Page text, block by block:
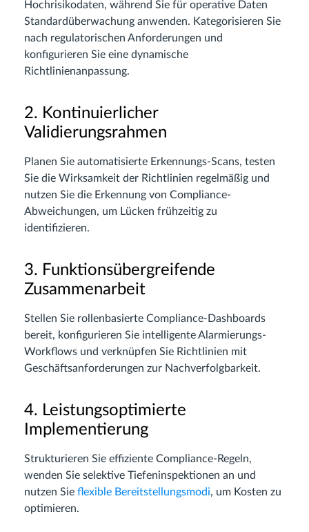
Hochrisikodaten, während Sie für operative Daten
Standardüberwachung anwenden. Kategorisieren Sie
nach regulatorischen Anforderungen und
konfigurieren Sie eine dynamische
Richtlinienanpassung.
2. Kontinuierlicher
Validierungsrahmen
Planen Sie automatisierte Erkennungs-Scans, testen
Sie die Wirksamkeit der Richtlinien regelmäßig und
nutzen Sie die Erkennung von Compliance-
Abweichungen, um Lücken frühzeitig zu
identifizieren.
3. Funktionsübergreifende
Zusammenarbeit
Stellen Sie rollenbasierte Compliance-Dashboards
bereit, konfigurieren Sie intelligente Alarmierungs-
Workflows und verknüpfen Sie Richtlinien mit
Geschäftsanforderungen zur Nachverfolgbarkeit.
4. Leistungsoptimierte
Implementierung
Strukturieren Sie effiziente Compliance-Regeln,
wenden Sie selektive Tiefeninspektionen an und
nutzen Sie flexible Bereitstellungsmodi, um Kosten zu
optimieren.